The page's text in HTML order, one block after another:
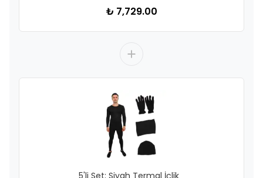
₺ 7,729.00
5'li Set: Siyah Termal İçlik